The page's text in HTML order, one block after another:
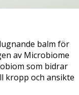
balm för
av Microbiome
som bidrar
kropp och ansikte